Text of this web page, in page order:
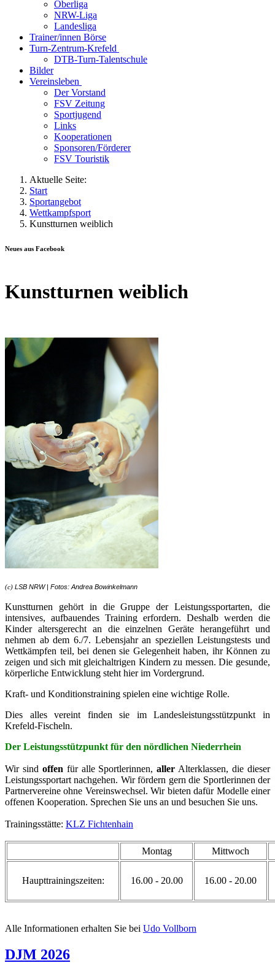
Oberliga
NRW-Liga
Landesliga
Trainer/innen Börse
Turn-Zentrum-Krefeld
DTB-Turn-Talentschule
Bilder
Vereinsleben
Der Vorstand
FSV Zeitung
Sportjugend
Links
Kooperationen
Sponsoren/Förderer
FSV Touristik
Aktuelle Seite:
Start
Sportangebot
Wettkampfsport
Kunstturnen weiblich
Neues aus Facebook
Kunstturnen weiblich
(c) LSB NRW | Fotos: Andrea Bowinkelmann
Kunstturnen gehört in die Gruppe der Leistungssportarten, die
intensives, aufbauendes Training erfordern. Deshalb werden die
Kinder altersgerecht an die einzelnen Geräte herangeführt und
nehmen ab dem 6./7. Lebensjahr an speziellen Leistungstests und
Wettkämpfen teil, bei denen sie Gelegenheit haben, ihr Können zu
zeigen und sich mit gleichaltrigen Kindern zu messen. Die gesunde,
körperliche Entwicklung steht hier im Vordergrund.
Kraft- und Konditionstraining spielen eine wichtige Rolle.
Dies alles vereint finden sie im Landesleistungsstützpunkt in
Krefeld-Fischeln.
Der Leistungsstützpunkt für den nördlichen Niederrhein
Wir sind offen für alle Sportlerinnen,aller Alterklassen, die dieser
Leistungssportart nachgehen. Wir fördern gern die Sportlerinnen der
Partnervereine ohne Vereinswechsel. Wir bieten dafür Modelle einer
offenen Kooperation. Sprechen Sie uns an und besuchen Sie uns.
Trainingsstätte: KLZ Fichtenhain
Montag Mittwoch
Haupttrainingszeiten: 16.00 - 20.00 16.00 - 20.00
Alle Informationen erhalten Sie bei Udo Vollborn
DJM 2026